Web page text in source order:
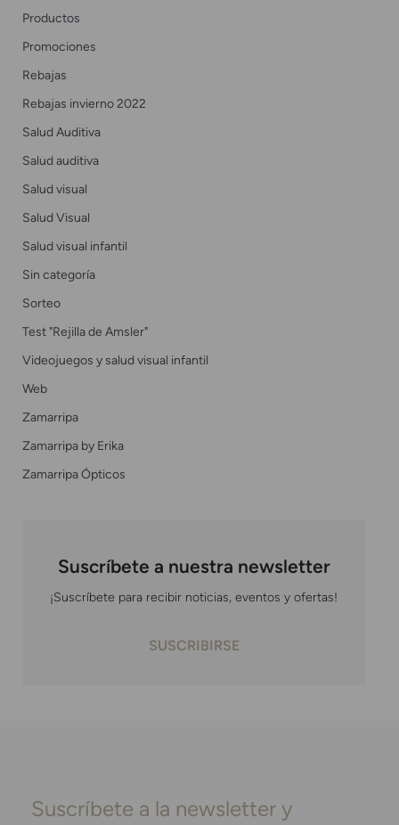
Productos
Promociones
Rebajas
Rebajas invierno 2022
Salud Auditiva
Salud auditiva
Salud visual
Salud Visual
Salud visual infantil
Sin categoría
Sorteo
Test "Rejilla de Amsler"
Videojuegos y salud visual infantil
Web
Zamarripa
Zamarripa by Erika
Zamarripa Ópticos
Suscríbete a nuestra newsletter
¡Suscríbete para recibir noticias, eventos y ofertas!
SUSCRIBIRSE
Suscríbete a la newsletter y